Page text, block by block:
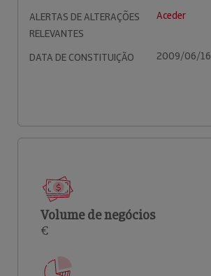
ALERTAS DE ALTERAÇÕES
RELEVANTES
Aceder
DATA DE CONSTITUIÇÃO 2009/06/16
Volume de negócios
€